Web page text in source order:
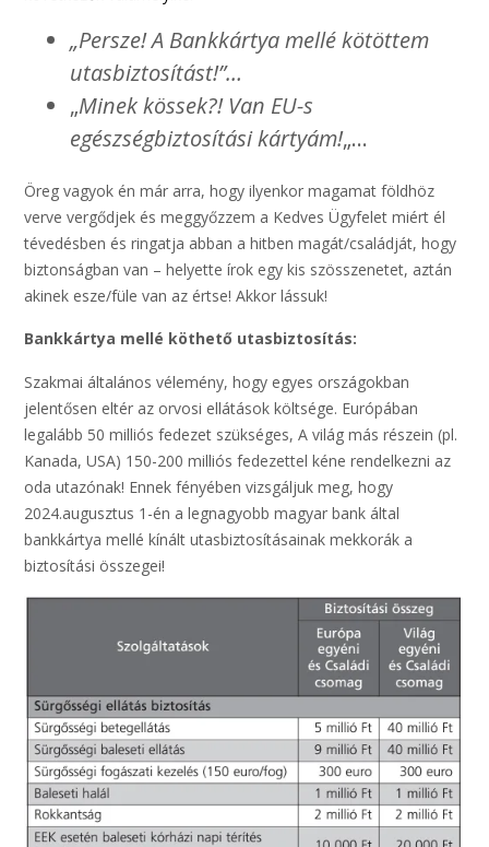
„Persze! A Bankkártya mellé kötöttem
utasbiztosítást!”…
„Minek kössek?! Van EU-s
egészségbiztosítási kártyám!„…
Öreg vagyok én már arra, hogy ilyenkor magamat földhöz
verve vergődjek és meggyőzzem a Kedves Ügyfelet miért él
tévedésben és ringatja abban a hitben magát/családját, hogy
biztonságban van – helyette írok egy kis szösszenetet, aztán
akinek esze/füle van az értse! Akkor lássuk!
Bankkártya mellé köthető utasbiztosítás:
Szakmai általános vélemény, hogy egyes országokban
jelentősen eltér az orvosi ellátások költsége. Európában
legalább 50 milliós fedezet szükséges, A világ más részein (pl.
Kanada, USA) 150-200 milliós fedezettel kéne rendelkezni az
oda utazónak! Ennek fényében vizsgáljuk meg, hogy
2024.augusztus 1-én a legnagyobb magyar bank által
bankkártya mellé kínált utasbiztosításainak mekkorák a
biztosítási összegei!